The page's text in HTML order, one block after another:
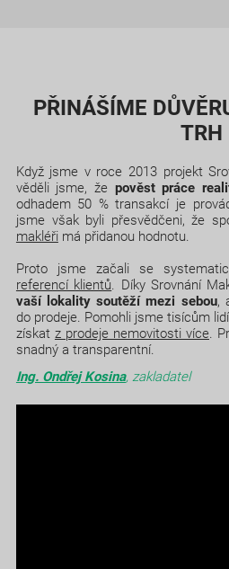
PŘINÁŠÍME
TRH
Když jsme v roce 2013 projekt
věděli jsme, že pověst práce
odhadem 50 % transakcí je
jsme však byli přesvědčeni, že
makléřimá přidanou hodnotu.
Proto jsme začali se
referencí klientů . Díky Srovnání
vaší lokality soutěží mezi sebou,
do prodeje. Pomohli jsme tisícům
získat z prodeje nemovitosti více .
snadný a transparentní.
Ing. Ondřej Kosina, zakladatel